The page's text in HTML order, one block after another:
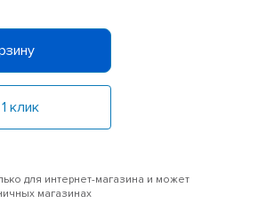
клик
для интернет-магазина и может
магазинах